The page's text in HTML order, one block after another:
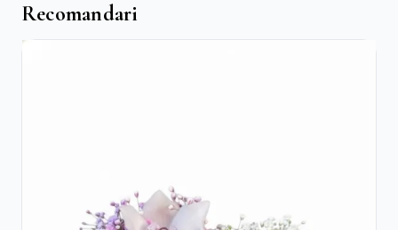
Recomandari